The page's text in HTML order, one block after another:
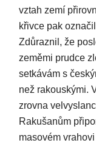
vztah zemí
křivce pak
Zdůraznil, že
zeměmi prudce
setkávám s
než rakouskými.
zrovna
Rakušanům
masovém